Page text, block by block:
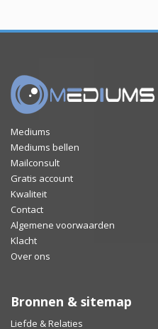
Mediums
Mediums bellen
Mailconsult
Gratis account
Kwaliteit
Contact
Algemene voorwaarden
Klacht
Over ons
Bronnen & sitemap
Liefde & Relaties